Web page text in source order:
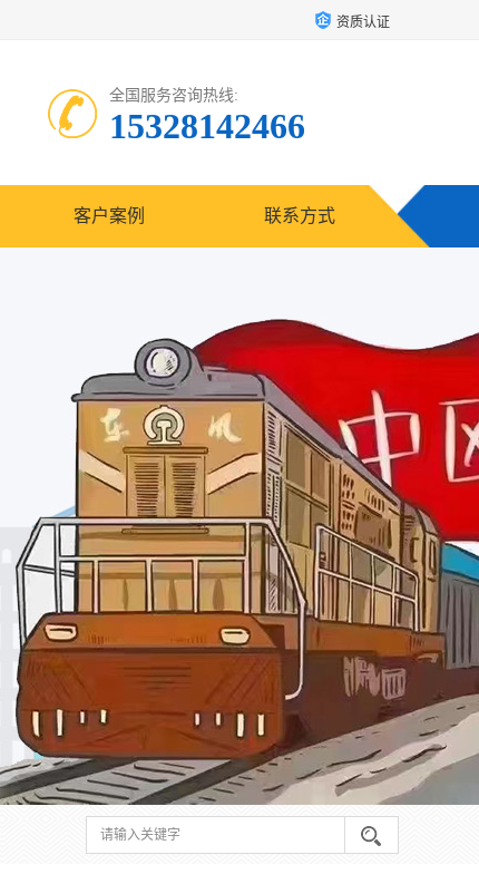
资质认证
全国服务咨询热线:
15328142466
客户案例 联系方式